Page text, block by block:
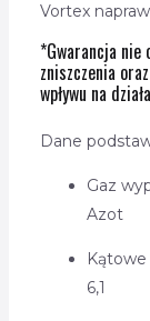
Vortex
*Gwarancja nie
zniszczenia
wpływu na
Dane
Gaz
Azot
6,1